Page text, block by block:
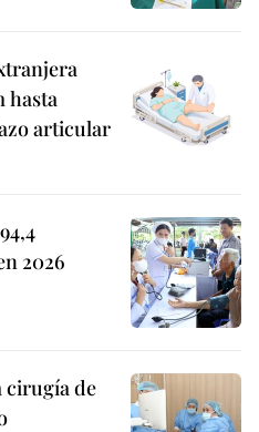
hasta
articular
2026
cirugía de